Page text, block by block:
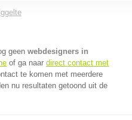
geen webdesigners in
of ga naar direct contact met
te komen met meerdere
nu resultaten getoond uit de